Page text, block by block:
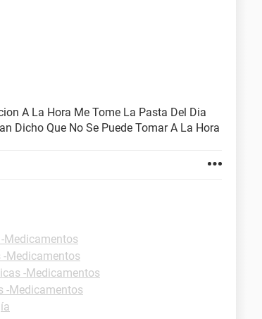
A La Hora Me Tome La Pasta Del Dia
Dicho Que No Se Puede Tomar A La Hora
Medicamentos
Medicamentos
-Medicamentos
-Medicamentos